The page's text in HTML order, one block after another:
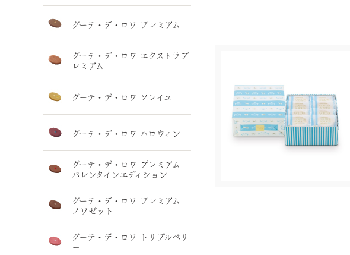
グーテ・デ・ロワ プレミアム
グーテ・デ・ロワ エクストラプ
レミアム
グーテ・デ・ロワ ソレイユ
グーテ・デ・ロワ ハロウィン
グーテ・デ・ロワ プレミアム
バレンタインエディション
グーテ・デ・ロワ プレミアム
ノワゼット
グーテ・デ・ロワ トリプルベリ
ー